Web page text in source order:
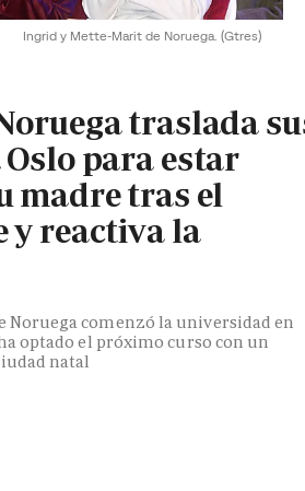
Ingrid y Mette-Marit de Noruega. (Gtres)
traslada
para estar
madre tras el
y reactiva la
Noruega comenzó la universidad en
optado el próximo curso con un
natal